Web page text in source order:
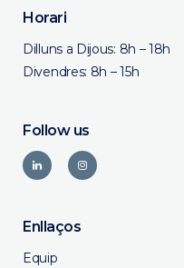
Horari
Dilluns a Dijous: 8h – 18h
Divendres: 8h – 15h
Follow us
Enllaços
Equip